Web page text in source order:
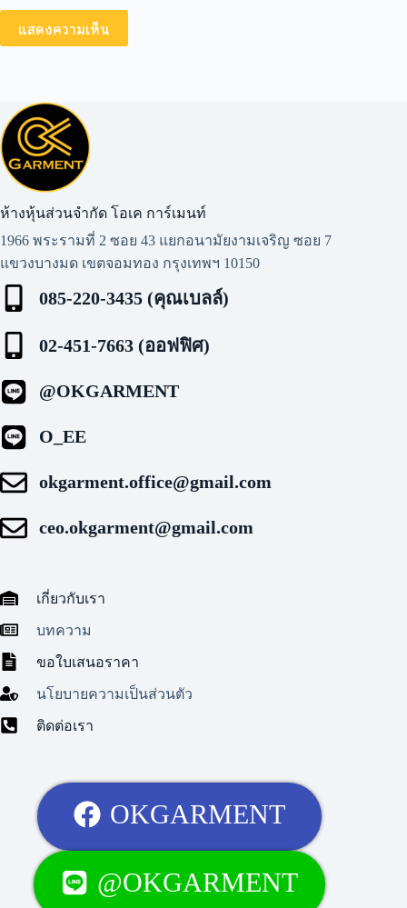
แสดงความเห็น
ห้างหุ้นส่วนจำกัด โอเค การ์เมนท์​
1966 พระรามที่ 2 ซอย 43 แยกอนามัยงามเจริญ ซอย 7
แขวงบางมด เขตจอมทอง กรุงเทพฯ 10150
085-220-3435 (คุณเบลล์)
02-451-7663 (ออฟฟิศ)
@OKGARMENT
O_EE
okgarment.office@gmail.com
ceo.okgarment@gmail.com
เกี่ยวกับเรา
บทความ
ขอใบเสนอราคา
นโยบายความเป็นส่วนตัว
ติดต่อเรา
OKGARMENT
@OKGARMENT